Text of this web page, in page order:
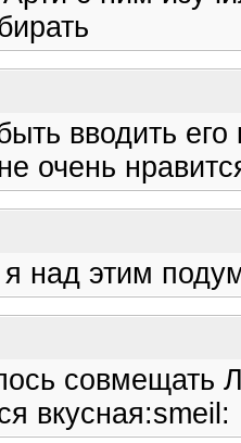
вводить
очень
над этим
совмещать
вкусная:smeil: